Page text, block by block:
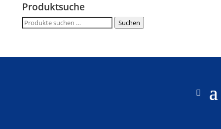
Produktsuche
Suche
Suchen